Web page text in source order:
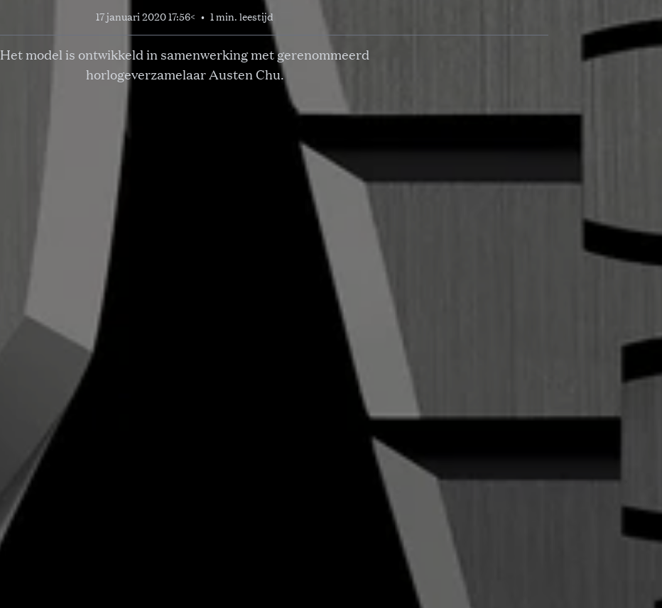
17 januari 2020 17:56< • 1 min. leestijd
Het model is ontwikkeld in samenwerking met gerenommeerd
horlogeverzamelaar Austen Chu.